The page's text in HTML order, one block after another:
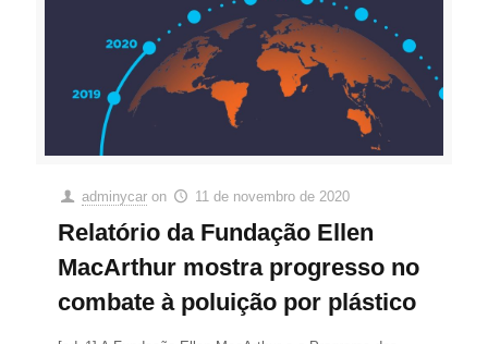
adminycar on 11 de novembro de 2020
Relatório da Fundação Ellen
MacArthur mostra progresso no
combate à poluição por plástico